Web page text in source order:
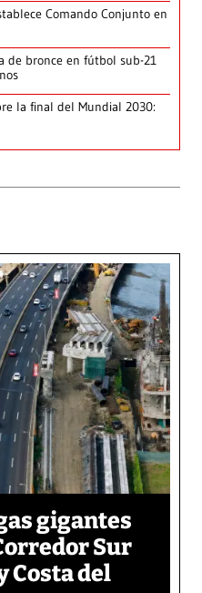
Comando Conjunto en
de bronce en fútbol sub-21
la final del Mundial 2030:
gigantes
Sur
Costa del